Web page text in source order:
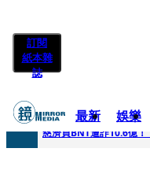
訂閱
紙本雜
誌
最新 娛樂
快訊